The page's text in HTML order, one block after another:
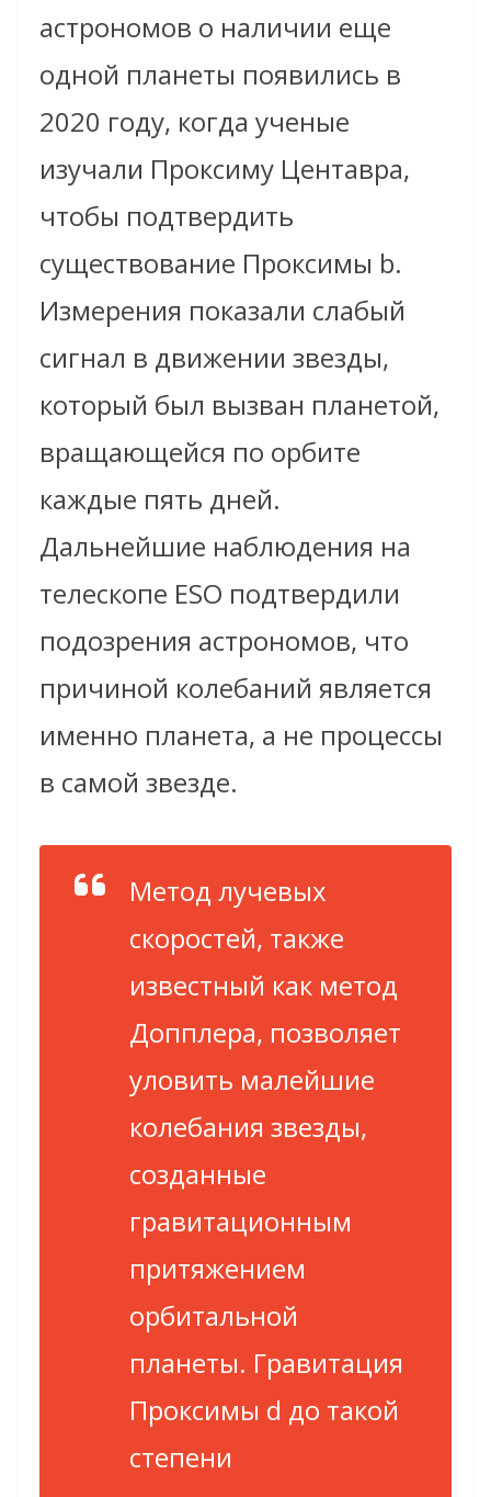
астрономов о наличии еще
одной планеты появились в
2020 году, когда ученые
изучали Проксиму Центавра,
чтобы подтвердить
существование Проксимы b.
Измерения показали слабый
сигнал в движении звезды,
который был вызван планетой,
вращающейся по орбите
каждые пять дней.
Дальнейшие наблюдения на
телескопе ESO подтвердили
подозрения астрономов, что
причиной колебаний является
именно планета, а не процессы
в самой звезде.
Метод лучевых
скоростей, также
известный как метод
Допплера, позволяет
уловить малейшие
колебания звезды,
созданные
гравитационным
притяжением
орбитальной
планеты. Гравитация
Проксимы d до такой
степени